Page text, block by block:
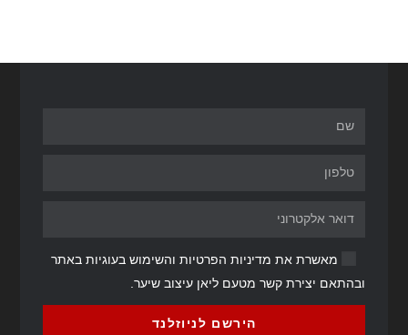
מאשרת את מדיניות הפרטיות והשימוש בעוגיות באתר
ובהתאם יצירת קשר מטעם ליאן עיצוב שיער.
הירשם לניוזלנד